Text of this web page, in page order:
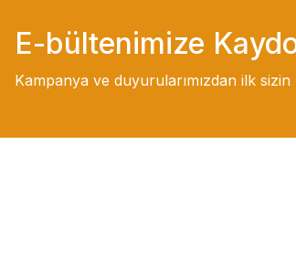
E-bültenimize
Kampanya ve duyurularımızdan ilk